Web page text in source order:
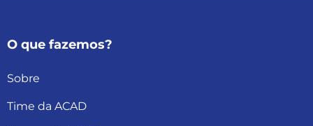
O que fazemos?
Sobre
Time da ACAD